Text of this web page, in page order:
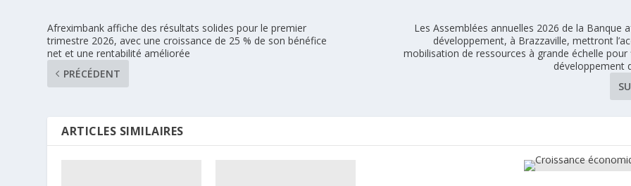
Afreximbank affiche des résultats solides pour le premier
trimestre 2026, avec une croissance de 25 % de son bénéfice
net et une rentabilité améliorée
PRÉCÉDENT
Les Assemblées annuelles 2026 de la Banque
développement, à Brazzaville, mettront
mobilisation de ressources à grande échelle pour
développement
ARTICLES SIMILAIRES